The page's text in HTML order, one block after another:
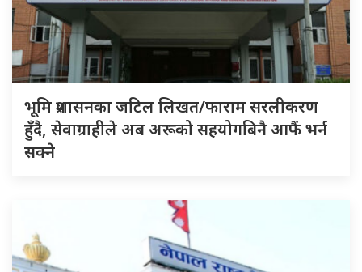
भूमि प्रशासनका जटिल लिखत/फाराम सरलीकरण
हुँदै, सेवाग्राहीले अब अरूको सहयोगबिनै आफैं भर्न
सक्ने